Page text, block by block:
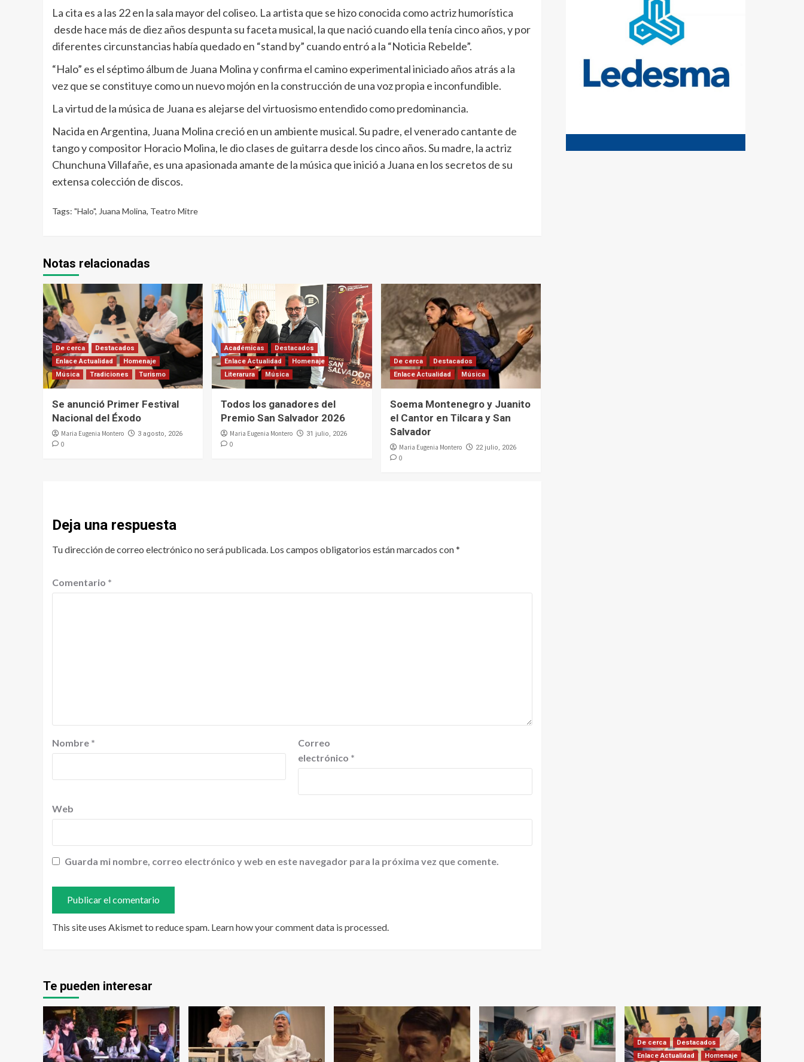
La cita es a las 22 en la sala mayor del coliseo. La artista que se hizo conocida como actriz humorística
desde hace más de diez años despunta su faceta musical, la que nació cuando ella tenía cinco años, y por
diferentes circunstancias había quedado en “stand by” cuando entró a la “Noticia Rebelde”.
“Halo” es el séptimo álbum de Juana Molina y confirma el camino experimental iniciado años atrás a la
vez que se constituye como un nuevo mojón en la construcción de una voz propia e inconfundible.
La virtud de la música de Juana es alejarse del virtuosismo entendido como predominancia.
Nacida en Argentina, Juana Molina creció en un ambiente musical. Su padre, el venerado cantante de
tango y compositor Horacio Molina, le dio clases de guitarra desde los cinco años. Su madre, la actriz
Chunchuna Villafañe, es una apasionada amante de la música que inició a Juana en los secretos de su
extensa colección de discos.
Tags: "Halo", Juana Molina, Teatro Mitre
Notas relacionadas
De cerca
Destacados
Enlace Actualidad
Homenaje
Música
Tradiciones Turismo
Se anunció Primer Festival
Nacional del Éxodo
Maria Eugenia Montero 3 agosto, 2026
0
Académicas
Destacados
Enlace Actualidad
Homenaje
Literarura
Música
Todos los ganadores del
Premio San Salvador 2026
Maria Eugenia Montero 31 julio, 2026
0
De cerca
Destacados
Enlace Actualidad
Música
Soema Montenegro y Juanito
el Cantor en Tilcara y San
Salvador
Maria Eugenia Montero 22 julio, 2026
0
Deja una respuesta
Tu dirección de correo electrónico no será publicada. Los campos obligatorios están marcados con*
Comentario *
Nombre *
Correo
electrónico *
Web
Guarda mi nombre, correo electrónico y web en este navegador para la próxima vez que comente.
This site uses Akismet to reduce spam. Learn how your comment data is processed.
Te pueden interesar
De cerca
Destacados
Enlace Actualidad
Homenaje